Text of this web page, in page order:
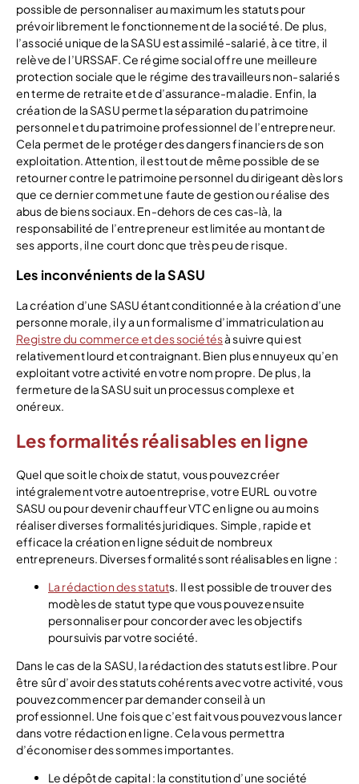
possible de personnaliser au maximum les statuts pour
prévoir librement le fonctionnement de la société. De plus,
l’associé unique de la SASU est assimilé-salarié, à ce titre, il
relève de l’URSSAF. Ce régime social offre une meilleure
protection sociale que le régime des travailleurs non-salariés
en terme de retraite et de d’assurance-maladie. Enfin, la
création de la SASU permet la séparation du patrimoine
personnel et du patrimoine professionnel de l’entrepreneur.
Cela permet de le protéger des dangers financiers de son
exploitation. Attention, il est tout de même possible de se
retourner contre le patrimoine personnel du dirigeant dès lors
que ce dernier commet une faute de gestion ou réalise des
abus de biens sociaux. En-dehors de ces cas-là, la
responsabilité de l’entrepreneur est limitée au montant de
ses apports, il ne court donc que très peu de risque.
Les inconvénients de la SASU
La création d’une SASU étant conditionnée à la création d’une
personne morale, il y a un formalisme d’immatriculation au
Registre du commerce et des sociétésà suivre qui est
relativement lourd et contraignant. Bien plus ennuyeux qu’en
exploitant votre activité en votre nom propre. De plus, la
fermeture de la SASU suit un processus complexe et
onéreux.
Les formalités réalisables en ligne
Quel que soit le choix de statut, vous pouvez créer
intégralement votre autoentreprise, votre EURL ou votre
SASU ou pour devenir chauffeur VTC en ligne ou au moins
réaliser diverses formalités juridiques. Simple, rapide et
efficace la création en ligne séduit de nombreux
entrepreneurs. Diverses formalités sont réalisables en ligne :
La rédaction des statuts. Il est possible de trouver des
modèles de statut type que vous pouvez ensuite
personnaliser pour concorder avec les objectifs
poursuivis par votre société.
Dans le cas de la SASU, la rédaction des statuts est libre. Pour
être sûr d’avoir des statuts cohérents avec votre activité, vous
pouvez commencer par demander conseil à un
professionnel. Une fois que c’est fait vous pouvez vous lancer
dans votre rédaction en ligne. Cela vous permettra
d’économiser des sommes importantes.
Le dépôt de capital : la constitution d’une société